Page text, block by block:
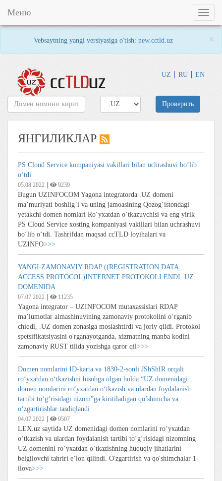
Vebsaytning yangi versiyasiga o'tish: new.cctld.uz ×
UZ RU EN
Toggle
Меню
Проверить
ЯНГИЛИКЛАР
PS Cloud Service kompaniyasi vakillari bilan uchrashuvi boʻlib
oʻtdi
05.08.2022 9239
Bugun UZINFOCOM Yagona integratorda .UZ domeni
maʼmuriyati boshlig’i va uning jamoasining Qozogʻistondagi
yetakchi domen nomlari Roʻyxatdan oʻtkazuvchisi va eng yirik
PS Cloud Service xosting kompaniyasi vakillari bilan uchrashuvi
boʻlib oʻtdi. Tashrifdan maqsad ccTLD loyihalari va
UZINFO>>>
YANGI ZAMONAVIY RDAP ((REGISTRATION DATA
ACCESS PROTOCOL)INTERNET PROTOKOLI ENDI .UZ
DOMENIDA
07.07.2022 11235
Yagona integrator – UZINFOCOM mutaxassislari RDAP
ma’lumotlar almashinuvining zamonaviy protokolini o‘rganib
chiqdi, .UZ domen zonasiga moslashtirdi va joriy qildi. Protokol
spetsifikatsiyasini o'rganayotganda, xizmatning manba kodini
zamonaviy RUST tilida yozishga qaror qil>>>
Domen nomlarini ID-karta va 1830-2-sonli JShShIR orqali
roʻyxatdan oʻtkazishni hisobga olgan holda “UZ domenidagi
domen nomlarini roʻyxatdan oʻtkazish va ulardan foydalanish
tartibi toʻgʻrisidagi nizom”ga kiritiladigan qo’shimcha va
oʻzgartirishlar tasdiqlandi
04.07.2022 9507
LEX.uz saytida UZ domenidagi domen nomlarini ro‘yxatdan
o‘tkazish va ulardan foydalanish tartibi to‘g‘risidagi nizomning
UZ domenini ro‘yxatdan o‘tkazishning huquqiy jihatlarini
belgilovchi tahriri e’lon qilindi. O'zgartirish va qo'shimchalar 1-
ilova>>>